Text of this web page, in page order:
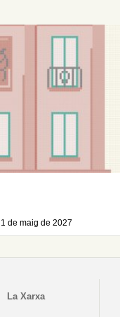
de maig de 2027
La Xarxa